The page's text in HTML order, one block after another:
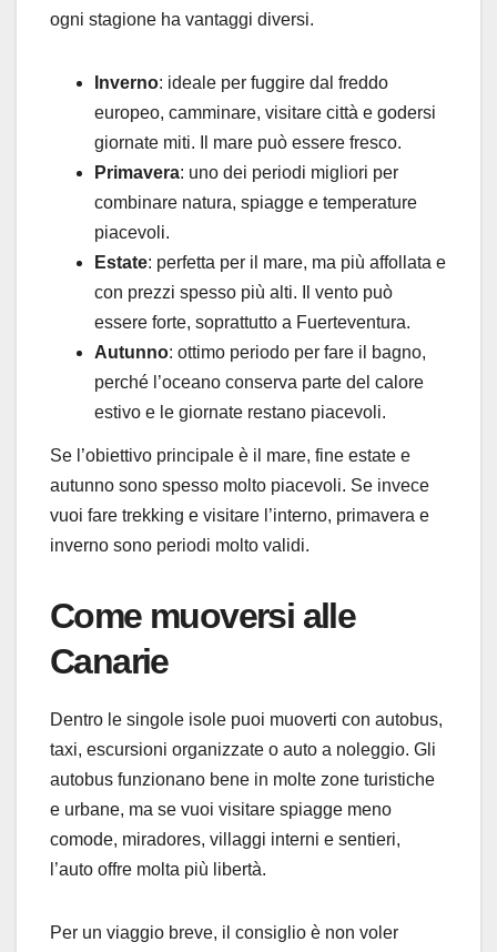
ogni stagione ha vantaggi diversi.
Inverno: ideale per fuggire dal freddo
europeo, camminare, visitare città e godersi
giornate miti. Il mare può essere fresco.
Primavera: uno dei periodi migliori per
combinare natura, spiagge e temperature
piacevoli.
Estate: perfetta per il mare, ma più affollata e
con prezzi spesso più alti. Il vento può
essere forte, soprattutto a Fuerteventura.
Autunno: ottimo periodo per fare il bagno,
perché l’oceano conserva parte del calore
estivo e le giornate restano piacevoli.
Se l’obiettivo principale è il mare, fine estate e
autunno sono spesso molto piacevoli. Se invece
vuoi fare trekking e visitare l’interno, primavera e
inverno sono periodi molto validi.
Come muoversi alle
Canarie
Dentro le singole isole puoi muoverti con autobus,
taxi, escursioni organizzate o auto a noleggio. Gli
autobus funzionano bene in molte zone turistiche
e urbane, ma se vuoi visitare spiagge meno
comode, miradores, villaggi interni e sentieri,
l’auto offre molta più libertà.
Per un viaggio breve, il consiglio è non voler